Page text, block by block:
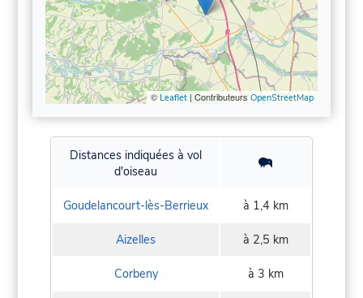
© Leaflet| Contributeurs OpenStreetMap
Distances indiquées à vol
d'oiseau
Goudelancourt-lès-Berrieux à 1,4 km
Aizelles à 2,5 km
Corbeny à 3 km